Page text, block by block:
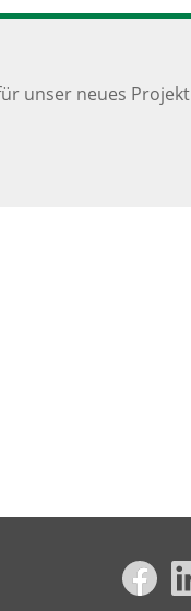
unser neues Projekt